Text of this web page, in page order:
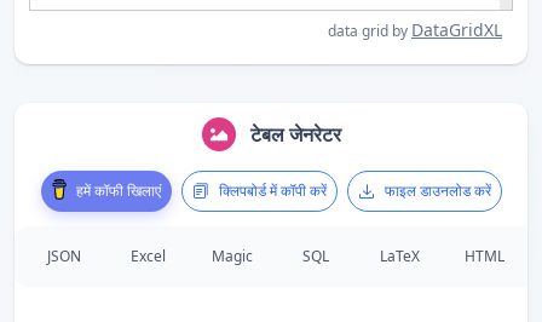
data grid by DataGridXL
टेबल जेनरेटर
हमें कॉफी खिलाएं क्लिपबोर्ड में कॉपी करें फाइल डाउनलोड करें
JSON Excel Magic SQL LaTeX HTML